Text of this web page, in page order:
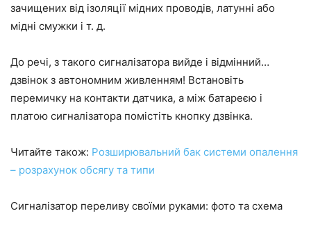
зачищених від ізоляції мідних проводів, латунні або
мідні смужки і т. д.
До речі, з такого сигналізатора вийде і відмінний…
дзвінок з автономним живленням! Встановіть
перемичку на контакти датчика, а між батареєю і
платою сигналізатора помістіть кнопку дзвінка.
Читайте також: Розширювальний бак системи опалення
– розрахунок обсягу та типи
Сигналізатор переливу своїми руками: фото та схема